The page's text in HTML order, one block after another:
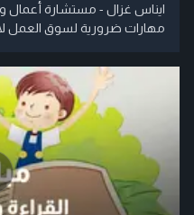
ايناس غزال - مستشارة أعمال
مهارات ضرورية لسوق العمل لا